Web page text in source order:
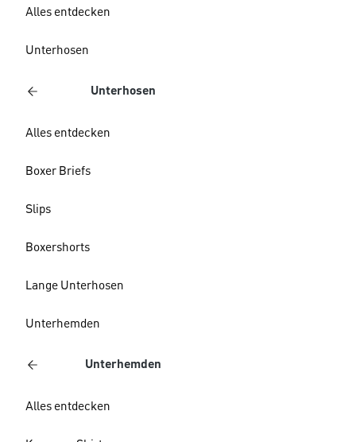
Alles entdecken
Unterhosen
Unterhosen
Alles entdecken
Boxer Briefs
Slips
Boxershorts
Lange Unterhosen
Unterhemden
Unterhemden
Alles entdecken